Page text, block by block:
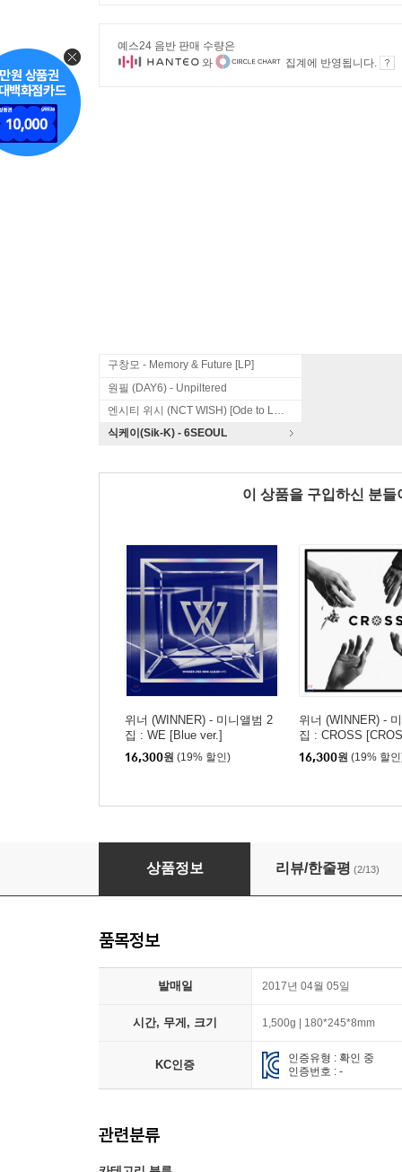
예스24 음반 판매 수량은
와
집계에 반영됩니다.
구창모 - Memory & Future [LP]
원필 (DAY6) - Unpiltered
엔시티 위시 (NCT WISH) [Ode to Love]
식케이(Sik-K) - 6SEOUL
이 상품을 구입하신 분
위너 (WINNER) - 미니앨범 2
집 : WE [Blue ver.]
16,300원 (19% 할인)
위너 (WINNER) -
집 : CROSS
VER.]
16,300원 (19% 할
위너 (Winner) - FATE NUMBER FOR
상품정보 리뷰/한줄평 (2/13)
품목정보
발매일 2017년 04월 05일
시간, 무게, 크기 1,500g | 180*245*8mm
KC인증
인증유형 : 확인 중
인증번호 : -
관련분류